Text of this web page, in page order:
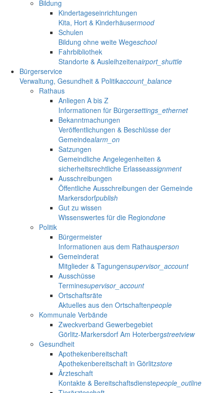
Bildung
Kindertageseinrichtungen
Kita, Hort & Kinderhäusermood
Schulen
Bildung ohne weite Wegeschool
Fahrbibliothek
Standorte & Ausleihzeitenairport_shuttle
Bürgerservice
Verwaltung, Gesundheit & Politikaccount_balance
Rathaus
Anliegen A bis Z
Informationen für Bürgersettings_ethernet
Bekanntmachungen
Veröffentlichungen & Beschlüsse der
Gemeindealarm_on
Satzungen
Gemeindliche Angelegenheiten &
sicherheitsrechtliche Erlasseassignment
Ausschreibungen
Öffentliche Ausschreibungen der Gemeinde
Markersdorfpublish
Gut zu wissen
Wissenswertes für die Regiondone
Politik
Bürgermeister
Informationen aus dem Rathausperson
Gemeinderat
Mitglieder & Tagungensupervisor_account
Ausschüsse
Terminesupervisor_account
Ortschaftsräte
Aktuelles aus den Ortschaftenpeople
Kommunale Verbände
Zweckverband Gewerbegebiet
Görlitz-Markersdorf Am Hoterbergstreetview
Gesundheit
Apothekenbereitschaft
Apothekenbereitschaft in Görlitzstore
Ärzteschaft
Kontakte & Bereitschaftsdienstepeople_outline